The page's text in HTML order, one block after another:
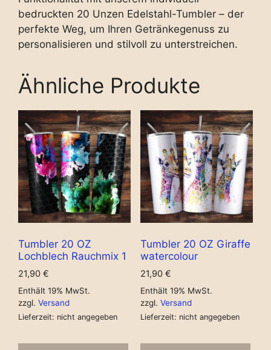
bedruckten 20 Unzen Edelstahl-Tumbler – der
perfekte Weg, um Ihren Getränkegenuss zu
personalisieren und stilvoll zu unterstreichen.
Ähnliche Produkte
Tumbler 20 OZ
Lochblech Rauchmix 1
21,90 €
Enthält 19% MwSt.
zzgl. Versand
Lieferzeit: nicht angegeben
Tumbler 20 OZ Giraffe
watercolour
21,90 €
Enthält 19% MwSt.
zzgl. Versand
Lieferzeit: nicht angegeben